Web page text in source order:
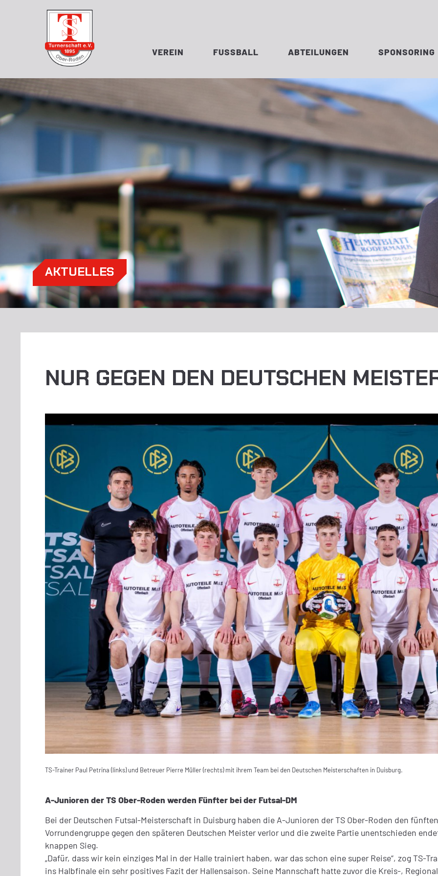
VEREIN FUSSBALL ABTEILUNGEN SPONSORING
AKTUELLES
NUR GEGEN DEN DEUTSCHEN
TS-Trainer Paul Petrina (links) und Betreuer Pierre Müller (rechts) mit ihrem Team bei den Deutschen Meisterschaften in Duisburg.
A-Junioren der TS Ober-Roden werden Fünfter bei der Futsal-DM
Bei der Deutschen Futsal-Meisterschaft in Duisburg haben die A-Junioren der TS Ober-Roden den
Vorrundengruppe gegen den späteren Deutschen Meister verlor und die zweite Partie unentschieden
knappen Sieg.
„Dafür, dass wir kein einziges Mal in der Halle trainiert haben, war das schon eine super Reise“, zog TS-
ins Halbfinale ein sehr positives Fazit der Hallensaison. Seine Mannschaft hatte zuvor die Kreis-,